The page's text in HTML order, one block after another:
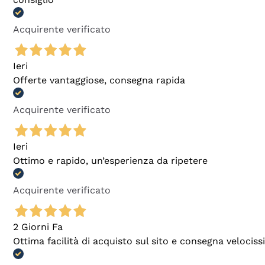
Acquirente verificato
Ieri
Offerte vantaggiose, consegna rapida
Acquirente verificato
Ieri
Ottimo e rapido, un’esperienza da ripetere
Acquirente verificato
2 Giorni Fa
Ottima facilità di acquisto sul sito e consegna